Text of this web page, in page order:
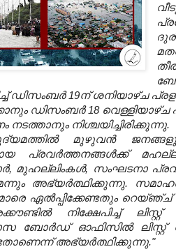
ഡിസംബര്‍ 19ന് ശനിയാഴ്ച
ഡിസംബര്‍ 18 വെള്ളിയാഴ്ച
നടത്താനും നിശ്ചയിച്ചിരിക്കുന്നു.
മുഴുവന്‍ ജനങ്ങളും
പ്രവര്‍ത്തനങ്ങള്‍ക്ക് മഹല്ല്/
മുഹല്ലിംകള്‍, സംഘടനാ
അഭ്യര്‍ത്ഥിക്കുന്നു.
ഏല്‍പ്പിക്കേണ്ടതും
നിക്ഷേപിച്ച്
ബോര്‍ഡ് ഓഫിസില്‍ ലിസ്റ്റ്
അഭ്യര്‍ത്ഥിക്കുന്നു."